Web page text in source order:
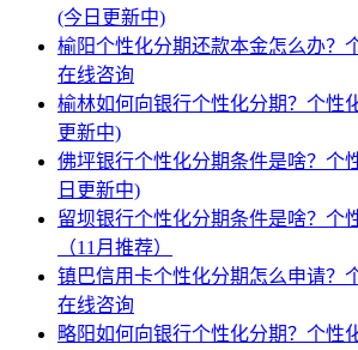
(今日更新中)
榆阳个性化分期还款本金怎么办？
在线咨询
榆林如何向银行个性化分期？个性
更新中)
佛坪银行个性化分期条件是啥？个
日更新中)
留坝银行个性化分期条件是啥？个
（11月推荐）
镇巴信用卡个性化分期怎么申请？
在线咨询
略阳如何向银行个性化分期？个性